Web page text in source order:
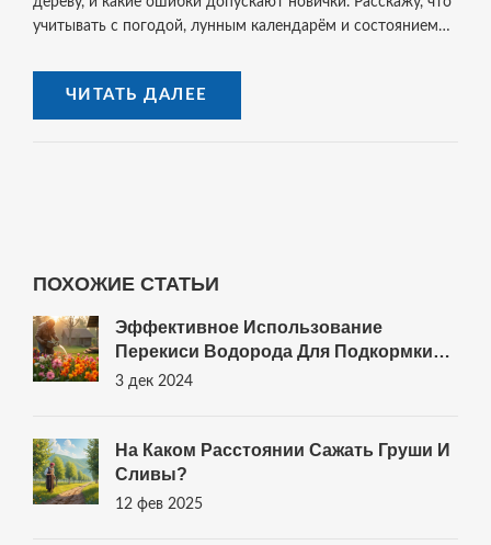
учитывать с погодой, лунным календарём и состоянием
факты для садоводов разного опыта. Берись за секатор —
твой сад может быть лучше, чем даже кажется.
ЧИТАТЬ ДАЛЕЕ
ПОХОЖИЕ СТАТЬИ
Эффективное Использование
Перекиси Водорода Для Подкормки
Цветов
3 дек 2024
На Каком Расстоянии Сажать Груши И
Сливы?
12 фев 2025